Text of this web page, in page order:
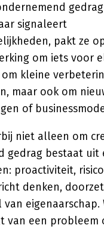
signaleert
pakt ze
om iets voor
kleine
maar ook om
of
niet alleen om
gedrag bestaat uit
proactiviteit,
denken,
eigenaarschap.
van een probleem